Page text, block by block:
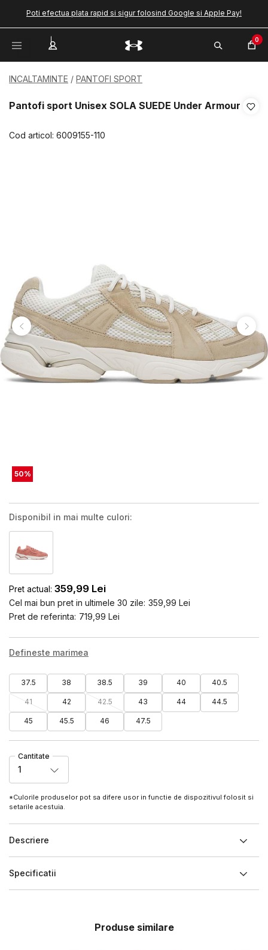
Poti efectua plata rapid si sigur folosind Google si Apple Pay!
0
INCALTAMINTE PANTOFI SPORT
Pantofi sport Unisex SOLA SUEDE Under Armour
Cod articol: 6009155-110
50%
Disponibil in mai multe culori:
Pret actual: 359,99 Lei
Cel mai bun pret in ultimele 30 zile: 359,99 Lei
Pret de referinta: 719,99 Lei
Defineste marimea
37.5 38 38.5 39 40 40.5
41 42 42.5 43 44 44.5
45 45.5 46 47.5
Cantitate
1
*Culorile produselor pot sa difere usor in functie de dispozitivul folosit si
setarile acestuia.
Descriere
Specificatii
Produse similare